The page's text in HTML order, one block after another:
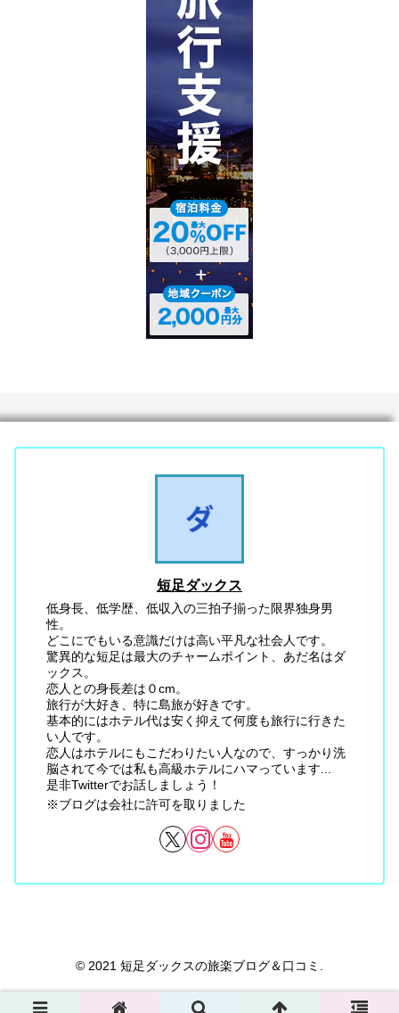
短足ダックス
低身長、低学歴、低収入の三拍子揃った限界独身男
性。
どこにでもいる意識だけは高い平凡な社会人です。
驚異的な短足は最大のチャームポイント、あだ名はダ
ックス。
恋人との身長差は０cm。
旅行が大好き、特に島旅が好きです。
基本的にはホテル代は安く抑えて何度も旅行に行きた
い人です。
恋人はホテルにもこだわりたい人なので、すっかり洗
脳されて今では私も高級ホテルにハマっています...
是非Twitterでお話しましょう！
※ブログは会社に許可を取りました
© 2021 短足ダックスの旅楽ブログ＆口コミ.